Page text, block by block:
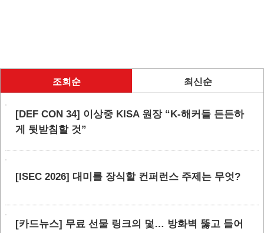
조회순 최신순
[DEF CON 34] 이상중 KISA 원장 “K-해커들 든든하
게 뒷받침할 것”
[ISEC 2026] 대미를 장식할 컨퍼런스 주제는 무엇?
[카드뉴스] 무료 선물 링크의 덫… 방화벽 뚫고 들어